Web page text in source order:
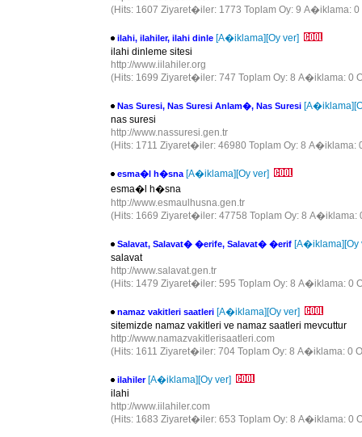
(Hits: 1607 Ziyaret�iler: 1773 Toplam Oy: 9 A�iklama:
ilahi, ilahiler, ilahi dinle [A�iklama][Oy ver]
ilahi dinleme sitesi
http://www.iilahiler.org
(Hits: 1699 Ziyaret�iler: 747 Toplam Oy: 8 A�iklama: 0
Nas Suresi, Nas Suresi Anlam�, Nas Suresi [A�iklama]
nas suresi
http://www.nassuresi.gen.tr
(Hits: 1711 Ziyaret�iler: 46980 Toplam Oy: 8 A�iklama:
esma�l h�sna [A�iklama][Oy ver]
esma�l h�sna
http://www.esmaulhusna.gen.tr
(Hits: 1669 Ziyaret�iler: 47758 Toplam Oy: 8 A�iklama:
Salavat, Salavat� �erife, Salavat� �erif [A�iklama][Oy
salavat
http://www.salavat.gen.tr
(Hits: 1479 Ziyaret�iler: 595 Toplam Oy: 8 A�iklama: 0
namaz vakitleri saatleri [A�iklama][Oy ver]
sitemizde namaz vakitleri ve namaz saatleri mevcuttur
http://www.namazvakitlerisaatleri.com
(Hits: 1611 Ziyaret�iler: 704 Toplam Oy: 8 A�iklama: 0
ilahiler [A�iklama][Oy ver]
ilahi
http://www.iilahiler.com
(Hits: 1683 Ziyaret�iler: 653 Toplam Oy: 8 A�iklama: 0